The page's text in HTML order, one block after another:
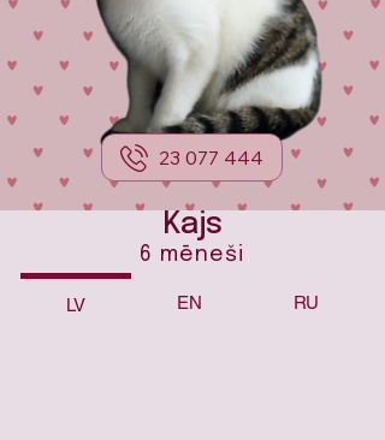
LV EN RU
23 077 444
Kajs
6 mēneši